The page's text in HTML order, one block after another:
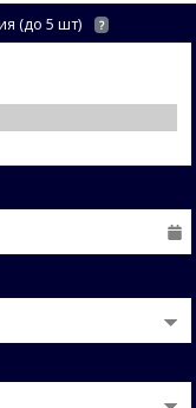
(до 5 шт) ?